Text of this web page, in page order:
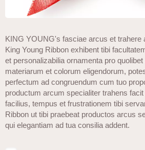
KING YOUNG's fasciae arcus et trahere
King Young Ribbon exhibent tibi
et personalizabilia ornamenta pro
materiarum et colorum eligendorum,
perfectum ad congruendum cum tuo
productum arcum specialiter trahens
facilius, tempus et frustrationem tibi
Ribbon ut tibi praebeat productos arcus
qui elegantiam ad tua consilia addent.